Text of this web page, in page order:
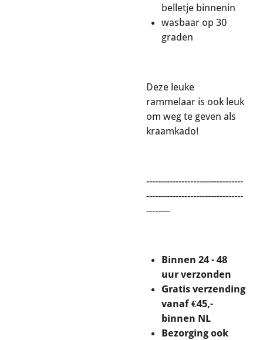
belletje binnenin
wasbaar op 30
graden
Deze leuke
rammelaar is ook leuk
om weg te geven als
kraamkado!
---------------------------------
---------------------------------
--------
Binnen 24 - 48
uur verzonden
Gratis verzending
vanaf €45,-
binnen NL
Bezorging ook